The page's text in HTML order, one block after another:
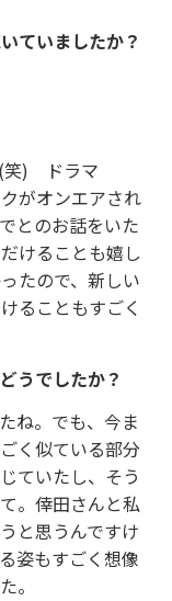
ていましたか？
(笑) ドラマ
がオンエアされ
とのお話をいた
けることも嬉し
たので、新しい
ることもすごく
うでしたか？
ね。でも、今ま
く似ている部分
ていたし、そう
。倖田さんと私
と思うんですけ
姿もすごく想像
。